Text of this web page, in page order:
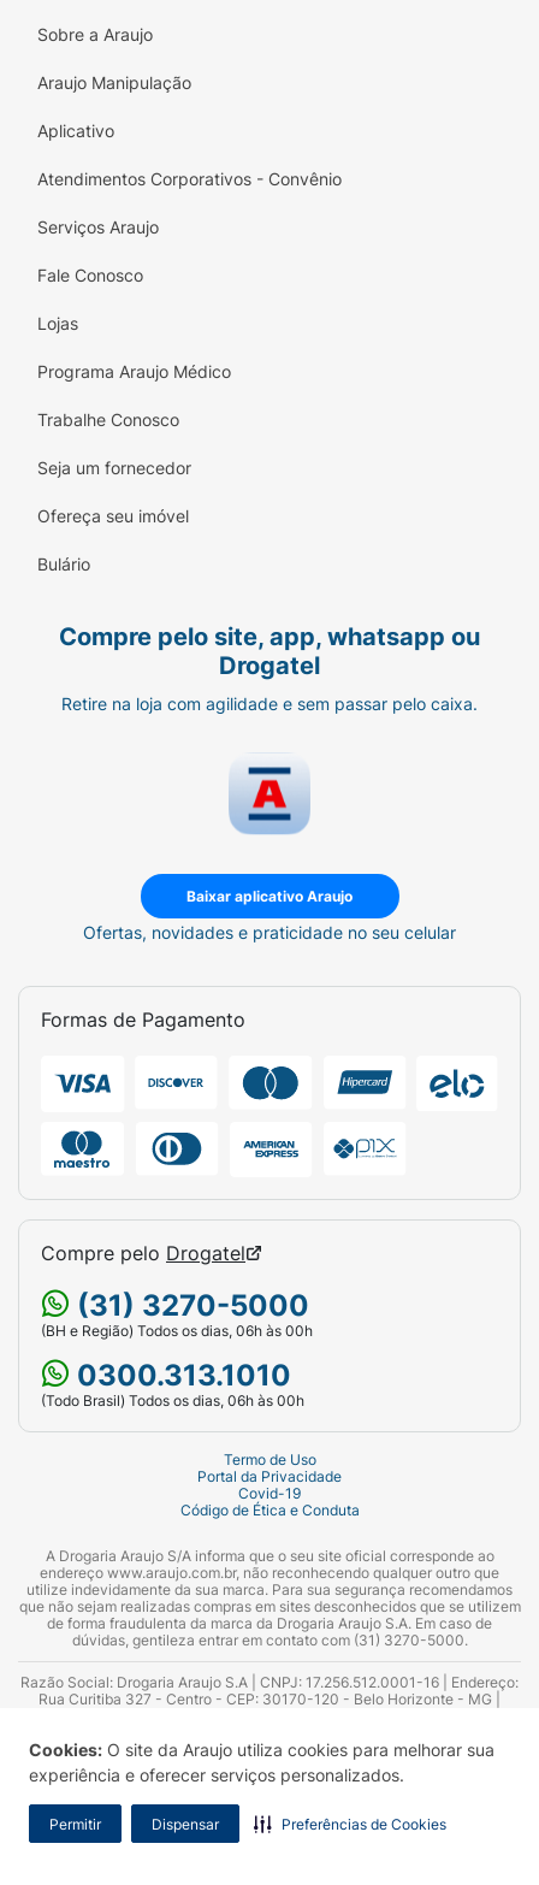
Cookies: O site da Araujo utiliza cookies para melhorar sua
experiência e oferecer serviços personalizados.
Permitir Dispensar Preferências de Cookies
Sobre a Araujo
Araujo Manipulação
Aplicativo
Atendimentos Corporativos - Convênio
Serviços Araujo
Fale Conosco
Lojas
Programa Araujo Médico
Trabalhe Conosco
Seja um fornecedor
Ofereça seu imóvel
Bulário
Compre pelo site, app, whatsapp ou
Drogatel
Retire na loja com agilidade e sem passar pelo caixa.
Baixar aplicativo Araujo
Ofertas, novidades e praticidade no seu celular
Formas de Pagamento
Compre pelo Drogatel
(31) 3270-5000
(BH e Região) Todos os dias, 06h às 00h
0300.313.1010
(Todo Brasil) Todos os dias, 06h às 00h
Termo de Uso
Portal da Privacidade
Covid-19
Código de Ética e Conduta
A Drogaria Araujo S/A informa que o seu site oficial corresponde ao
endereço www.araujo.com.br, não reconhecendo qualquer outro que
utilize indevidamente da sua marca. Para sua segurança recomendamos
que não sejam realizadas compras em sites desconhecidos que se utilizem
de forma fraudulenta da marca da Drogaria Araujo S.A. Em caso de
dúvidas, gentileza entrar em contato com (31) 3270-5000.
Razão Social: Drogaria Araujo S.A | CNPJ: 17.256.512.0001-16 | Endereço:
Rua Curitiba 327 - Centro - CEP: 30170-120 - Belo Horizonte - MG |
Azevedo Guimarães – CRF 10.965 | Yasmin Silva Alvarenga – CRF 52.584 -
Consultor substituto: Thiago Aguiar Pinheiro - CRF Nº 13.748. Alvará
Sanitário: 2025020713 | Autorização de Funcionamento da Empresa (AFE):